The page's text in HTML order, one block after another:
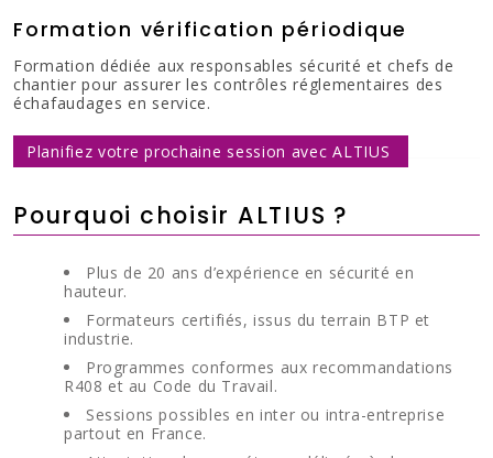
Formation vérification périodique
Formation dédiée aux responsables sécurité et chefs de
chantier pour assurer les contrôles réglementaires des
échafaudages en service.
Planifiez votre prochaine session avec ALTIUS
Pourquoi choisir ALTIUS ?
Plus de 20 ans d’expérience en sécurité en
hauteur.
Formateurs certifiés, issus du terrain BTP et
industrie.
Programmes conformes aux recommandations
R408 et au Code du Travail.
Sessions possibles en inter ou intra-entreprise
partout en France.